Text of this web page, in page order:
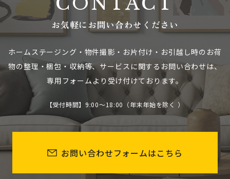
CONTACT
お気軽にお問い合わせください
ホームステージング・物件撮影・お片付け・お引越し時のお荷
物の整理・梱包・収納等、 サービスに関するお問い合わせは、
専用フォームより受け付けております。
【受付時間】9:00～18:00（年末年始を除く ）